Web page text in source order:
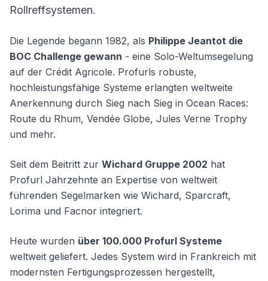
Rollreffsystemen.
Die Legende begann 1982, als Philippe Jeantot die
BOC Challenge gewann - eine Solo-Weltumsegelung
auf der Crédit Agricole. Profurls robuste,
hochleistungsfähige Systeme erlangten weltweite
Anerkennung durch Sieg nach Sieg in Ocean Races:
Route du Rhum, Vendée Globe, Jules Verne Trophy
und mehr.
Seit dem Beitritt zur Wichard Gruppe 2002 hat
Profurl Jahrzehnte an Expertise von weltweit
führenden Segelmarken wie Wichard, Sparcraft,
Lorima und Facnor integriert.
Heute wurden über 100.000 Profurl Systeme
weltweit geliefert. Jedes System wird in Frankreich mit
modernsten Fertigungsprozessen hergestellt,